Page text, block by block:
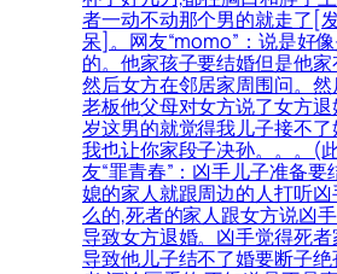
者一动不动那个男的就走了[
呆]。网友“momo”：说是好
的。他家孩子要结婚但是他家
然后女方在邻居家周围问。
老板他父母对女方说了女方
岁这男的就觉得我儿子接不
我也让你家段子决孙。。。(
友“罪青春”：凶手儿子准备要
媳的家人就跟周边的人打听
么的,死者的家人跟女方说凶
导致女方退婚。凶手觉得死
导致他儿子结不了婚要断子